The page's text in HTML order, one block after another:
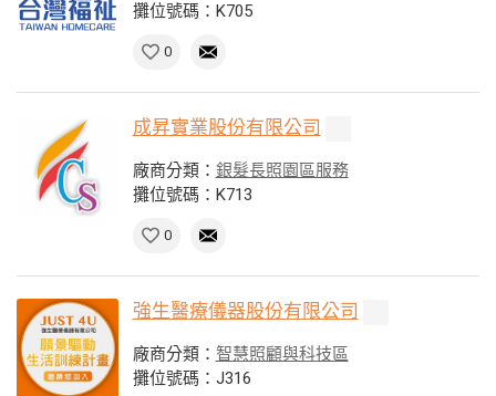
攤位號碼：K705
0
成昇實業股份有限公司
廠商分類： 銀髮長照園區服務
攤位號碼：K713
0
強生醫療儀器股份有限公司
廠商分類： 智慧照顧與科技區
攤位號碼：J316